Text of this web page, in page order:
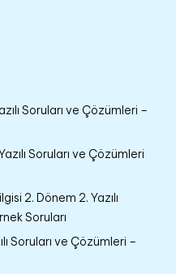
Soruları ve Çözümleri –
Soruları ve Çözümleri
2. Dönem 2. Yazılı
Soruları
Soruları ve Çözümleri –